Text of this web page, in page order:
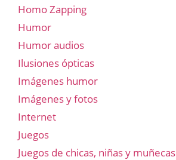
Homo Zapping
Humor
Humor audios
Ilusiones ópticas
Imágenes humor
Imágenes y fotos
Internet
Juegos
Juegos de chicas, niñas y muñecas